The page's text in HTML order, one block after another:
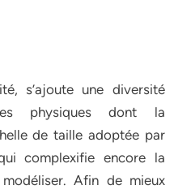
s’ajoute une diversité
physiques dont la
de taille adoptée par
complexifie encore la
Afin de mieux